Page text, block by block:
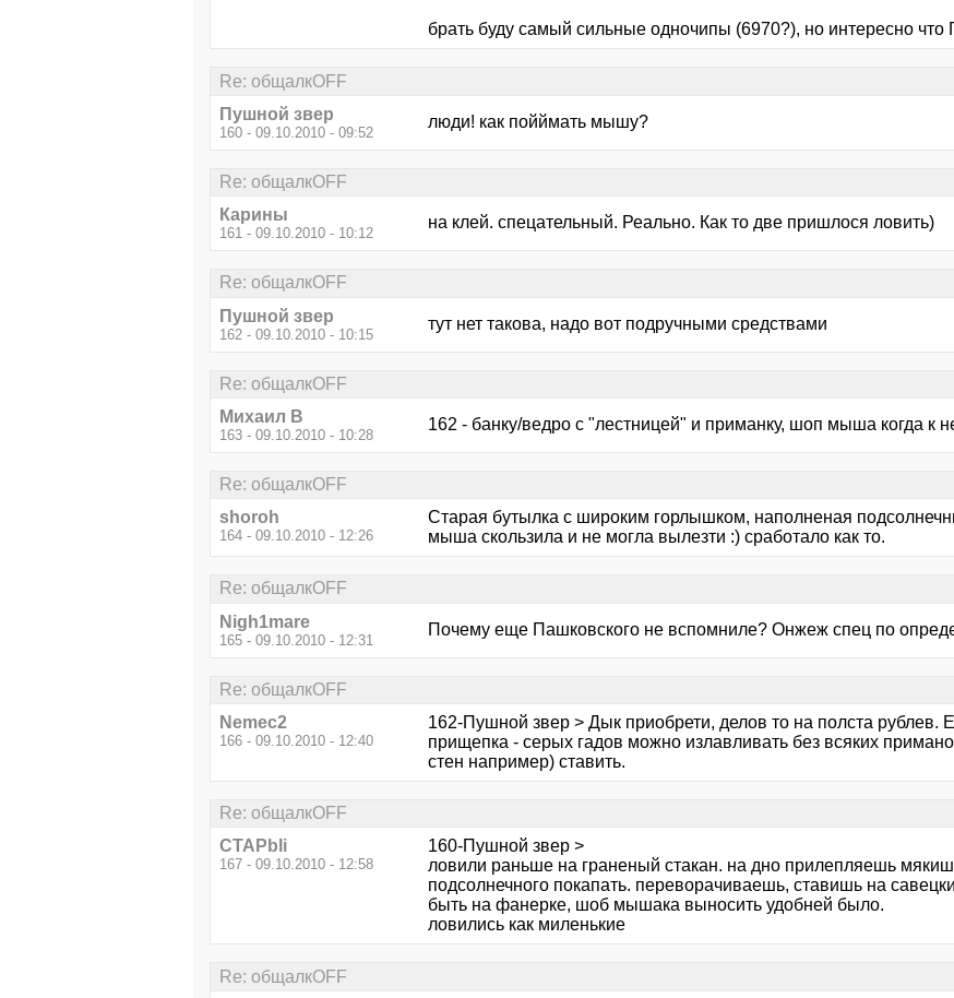
брать буду самый сильные одночипы (6970?), но интересно
Re: общалкOFF
Пушной звер
160 - 09.10.2010 - 09:52
люди! как пойймать мышу?
Re: общалкOFF
Карины
161 - 09.10.2010 - 10:12
на клей. спецательный. Реально. Как то две пришлося ловить)
Re: общалкOFF
Пушной звер
162 - 09.10.2010 - 10:15
тут нет такова, надо вот подручными средствами
Re: общалкOFF
Михаил В
163 - 09.10.2010 - 10:28
162 - банку/ведро с "лестницей" и приманку, шоп мыша когда к
Re: общалкOFF
shoroh
164 - 09.10.2010 - 12:26
Старая бутылка с широким горлышком, наполненая
мыша скользила и не могла вылезти :) сработало как то.
Re: общалкOFF
Nigh1mare
165 - 09.10.2010 - 12:31
Почему еще Пашковского не вспомниле? Онжеж спец по
Re: общалкOFF
Nemec2
166 - 09.10.2010 - 12:40
162-Пушной звер > Дык приобрети, делов то на полста
прищепка - серых гадов можно излавливать без всяких
стен например) ставить.
Re: общалкOFF
CTAPbIi
167 - 09.10.2010 - 12:58
160-Пушной звер >
ловили раньше на граненый стакан. на дно прилепляешь
подсолнечного покапать. переворачиваешь, ставишь на
быть на фанерке, шоб мышака выносить удобней было.
ловились как миленькие
Re: общалкOFF